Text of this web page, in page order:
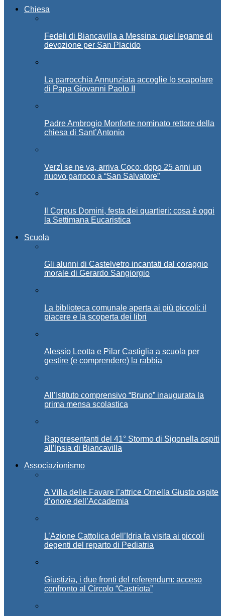
Chiesa
Fedeli di Biancavilla a Messina: quel legame di
devozione per San Placido
La parrocchia Annunziata accoglie lo scapolare
di Papa Giovanni Paolo II
Padre Ambrogio Monforte nominato rettore della
chiesa di Sant’Antonio
Verzì se ne va, arriva Coco: dopo 25 anni un
nuovo parroco a “San Salvatore”
Il Corpus Domini, festa dei quartieri: cosa è oggi
la Settimana Eucaristica
Scuola
Gli alunni di Castelvetro incantati dal coraggio
morale di Gerardo Sangiorgio
La biblioteca comunale aperta ai più piccoli: il
piacere e la scoperta dei libri
Alessio Leotta e Pilar Castiglia a scuola per
gestire (e comprendere) la rabbia
All’Istituto comprensivo “Bruno” inaugurata la
prima mensa scolastica
Rappresentanti del 41° Stormo di Sigonella ospiti
all’Ipsia di Biancavilla
Associazionismo
A Villa delle Favare l’attrice Ornella Giusto ospite
d’onore dell’Accademia
L’Azione Cattolica dell’Idria fa visita ai piccoli
degenti del reparto di Pediatria
Giustizia, i due fronti del referendum: acceso
confronto al Circolo “Castriota”